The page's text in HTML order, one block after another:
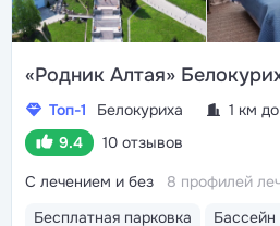
«Родник Алтая»
Топ-1 Белокуриха
1 км
9.4
10 отзывов
Бесплатная парковка
С лечением и без 8 профилей